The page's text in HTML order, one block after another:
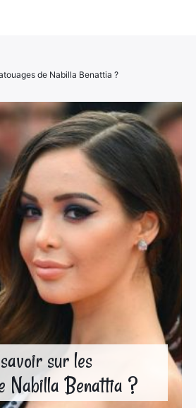
sur les
Nabilla Benattia ?
de Nabilla Benattia ?